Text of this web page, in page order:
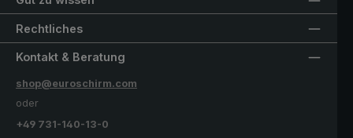
Rechtliches
Kontakt & Beratung
shop@euroschirm.com
oder
+49 731-140-13-0